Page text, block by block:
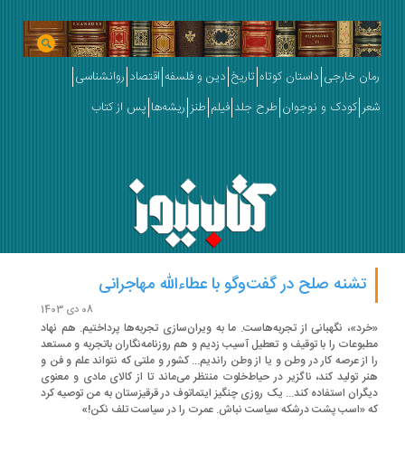
خارجی داستان کوتاه تاریخ دین و فلسفه اقتصاد روانشناسی
کودک و نوجوان طرح جلد فیلم طنز ریشه‌ها پس از کتاب
تشنه صلح در گفت‌وگو با عطاءالله مهاجرانی
نگهبانی از تجربه‌هاست. ما به ویران‌سازی تجربه‌ها پرداختیم. هم نهاد
را با توقیف و تعطیل آسیب زدیم و هم روزنامه‌نگاران باتجربه و مستعد
از عرصه کار در وطن و یا از وطن راندیم... کشور و ملتی که نتواند علم و فن و
تولید کند، ناگزیر در حیاط‌خلوت منتظر می‌ماند تا از کالای مادی و معنوی
استفاده کند... یک روزی چنگیز ایتماتوف در قرقیزستان به من توصیه کرد
«اسب پشت درشکه سیاست نباش. عمرت را در سیاست تلف نکن!‌»